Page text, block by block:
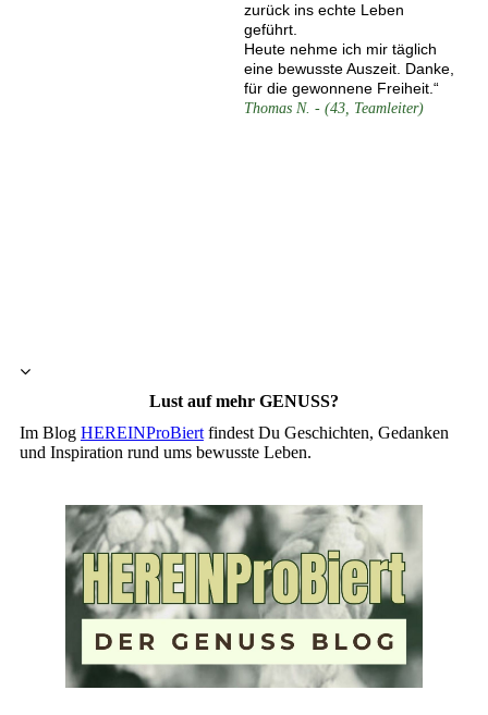
zurück ins echte Leben
geführt.
Heute nehme ich mir täglich
eine bewusste Auszeit. Danke,
für die gewonnene Freiheit.“
Thomas N. - (43, Teamleiter)
Lust auf mehr GENUSS?
Im Blog HEREINProBiertfindest Du Geschichten, Gedanken
und Inspiration rund ums bewusste Leben.